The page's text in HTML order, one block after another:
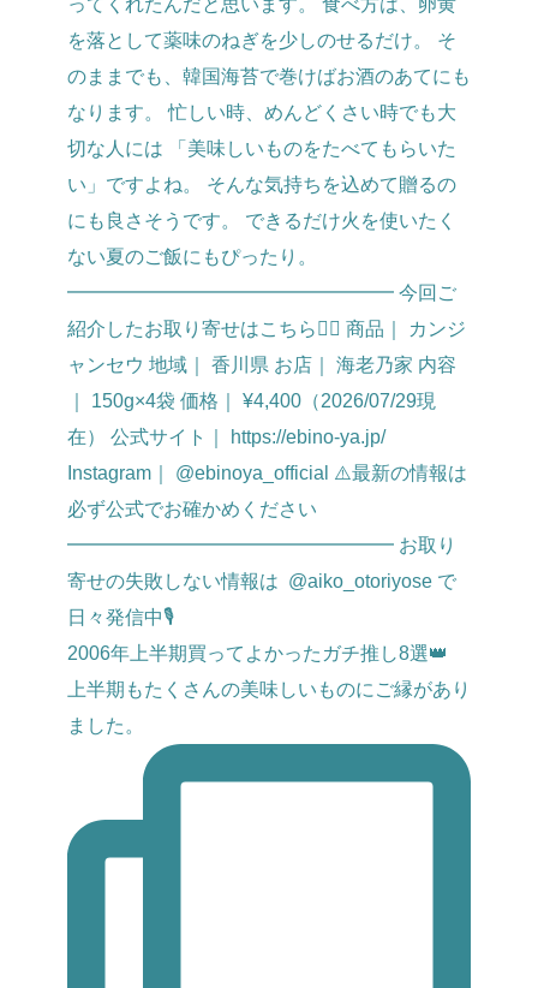
2006年上半期買ってよかったガチ推し8選👑
上半期もたくさんの美味しいものにご縁があり
ました。